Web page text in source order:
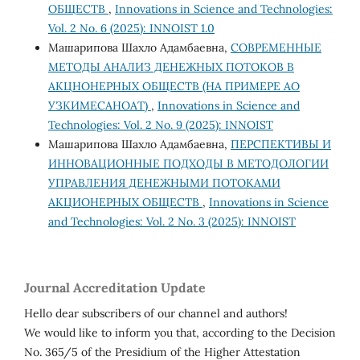
ОБЩЕСТВ , Innovations in Science and Technologies:
Vol. 2 No. 6 (2025): INNOIST 1.0
Машарипова Шахло Адамбаевна, СОВРЕМЕННЫЕ
МЕТОДЫ АНАЛИЗ ДЕНЕЖНЫХ ПОТОКОВ В
АКЦНОНЕРНЫХ ОБЩЕСТВ (НА ПРИМЕРЕ АО
УЗКИМЕСАНОАТ) , Innovations in Science and
Technologies: Vol. 2 No. 9 (2025): INNOIST
Машарипова Шахло Адамбаевна, ПЕРСПЕКТИВЫ И
ИННОВАЦИОННЫЕ ПОДХОДЫ В МЕТОДОЛОГИИ
УПРАВЛЕНИЯ ДЕНЕЖНЫМИ ПОТОКАМИ
АКЦИОНЕРНЫХ ОБЩЕСТВ , Innovations in Science
and Technologies: Vol. 2 No. 3 (2025): INNOIST
Journal Accreditation Update
Hello dear subscribers of our channel and authors!
We would like to inform you that, according to the Decision
No. 365/5 of the Presidium of the Higher Attestation